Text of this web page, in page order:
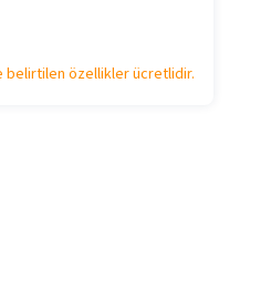
belirtilen özellikler ücretlidir.